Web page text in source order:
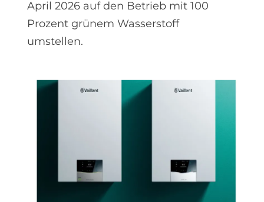
April 2026 auf den Betrieb mit 100
Prozent grünem Wasserstoff
umstellen.